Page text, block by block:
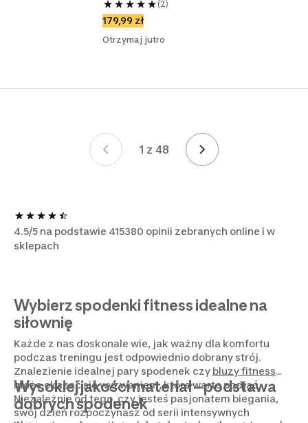
(2)
179,99 zł
Otrzymaj jutro
1 z 48Strona 1 z 48
4.5/5 na podstawie 415380 opinii zebranych online i w
sklepach
Wybierz spodenki fitness idealne na
siłownię
Każde z nas doskonale wie, jak ważny dla komfortu
podczas treningu jest odpowiednio dobrany strój.
Znalezienie idealnej pary spodenek czy bluzy fitness
może okazać się wyzwaniem, które warto podjąć.
Niezależnie od tego, czy jesteś pasjonatem biegania,
swój dzień rozpoczynasz od serii intensywnych
Wysokiej jakości materiał – podstawa
dobrych spodenek